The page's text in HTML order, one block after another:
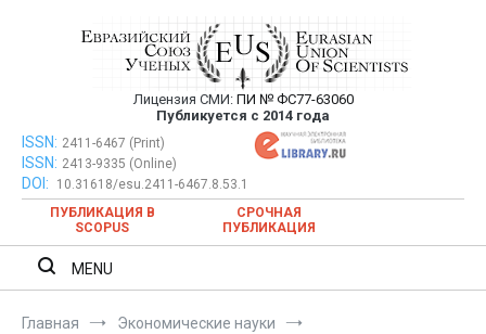
Евразийский Союз Ученых —
публикация научных статей в
ежемесячном научном журнале
Лицензия СМИ: ПИ № ФС77-63060
Публикуется с 2014 года
Евразийский Союз Ученых — публикация научных статей в
ежемесячном научном журнале
ISSN: 2411-6467 (Print)
ISSN: 2413-9335 (Online)
DOI:
10.31618/esu.2411-6467.8.53.1
ПУБЛИКАЦИЯ В
SCOPUS
СРОЧНАЯ
ПУБЛИКАЦИЯ
MENU
Главная
Экономические науки